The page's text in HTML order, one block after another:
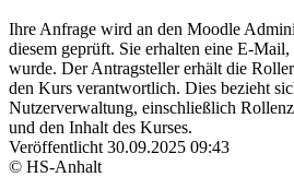
Ihre Anfrage wird an den Moodle
diesem geprüft. Sie erhalten eine E-
wurde. Der Antragsteller erhält die
den Kurs verantwortlich. Dies bezieht
Nutzerverwaltung, einschließlich
und den Inhalt des Kurses.
Veröffentlicht 30.09.2025 09:43
© HS-Anhalt